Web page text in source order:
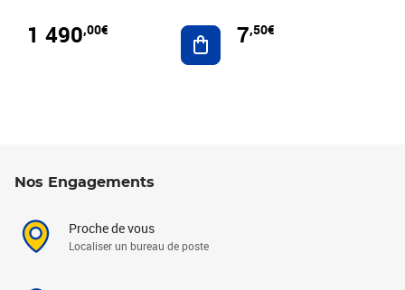
1 490,00€ Ajouter au panier
7,50€
Nos Engagements
Proche de vous
Localiser un bureau de poste